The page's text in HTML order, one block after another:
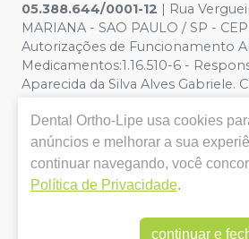
05.388.644/0001-12 | Rua
MARIANA - SAO PAULO / SP - CEP
Autorizações de Funcionamento
Medicamentos:1.16.510-6 -
Aparecida da Silva Alves Gabriele.
ilustrativas - Os preços e
sujeitos a alterações. Em caso de
no site, o valor válido é o do
vendemos por atacado, por isso
Dental Ortho-Lipe usa cookies
anúncios e melhorar a sua
continuar navegando, você
Política de Privacidade.
continuar e